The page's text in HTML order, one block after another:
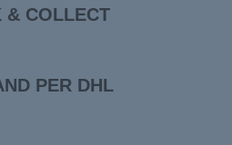
& COLLECT
PER DHL